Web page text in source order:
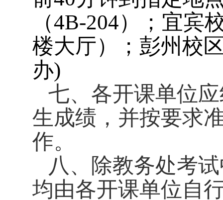
（4B-204）；宜宾
楼大厅）；彭州校
办)
七、各开课单位
生成绩，并按要求
作。
八、除教务处考
均由各开课单位自